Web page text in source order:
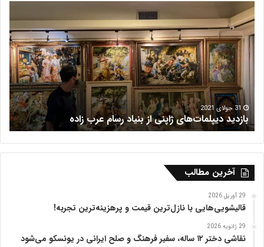
ف
ر
ش
ه
16 جولای 2021
فرش هریس
ر
ی
آخرین مطالب
29 آوریل 2026
قالیشویی‌هایی با نازل‌ترین قیمت و پرهزینه‌ترین تجربه!
29 ژانویه 2026
نقاشی دختر ۱۲ ساله، سفیر فرهنگ و صلح ایرانی در یونسکو می‌شود